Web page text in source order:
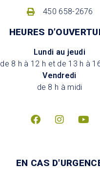
450 658-2676
HEURES
Lundi au jeudi
de 8 h à 12 h et de 13 h à
Vendredi
de 8 h à midi
EN CAS